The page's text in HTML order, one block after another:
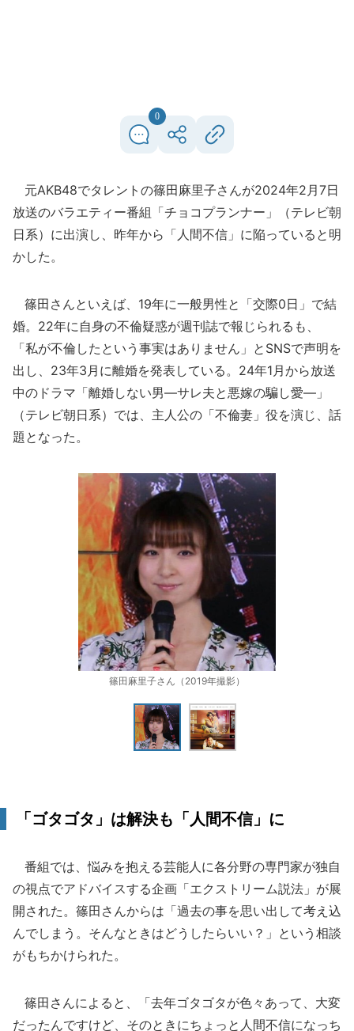
0
元AKB48でタレントの篠田麻里子さんが2024年2月7日
放送のバラエティー番組「チョコプランナー」（テレビ朝
日系）に出演し、昨年から「人間不信」に陥っていると明
かした。
篠田さんといえば、19年に一般男性と「交際0日」で結
婚。22年に自身の不倫疑惑が週刊誌で報じられるも、
「私が不倫したという事実はありません」とSNSで声明を
出し、23年3月に離婚を発表している。24年1月から放送
中のドラマ「離婚しない男―サレ夫と悪嫁の騙し愛―」
（テレビ朝日系）では、主人公の「不倫妻」役を演じ、話
題となった。
篠田麻里子さん（2019年撮影）
「ゴタゴタ」は解決も「人間不信」に
番組では、悩みを抱える芸能人に各分野の専門家が独自
の視点でアドバイスする企画「エクストリーム説法」が展
開された。篠田さんからは「過去の事を思い出して考え込
んでしまう。そんなときはどうしたらいい？」という相談
がもちかけられた。
篠田さんによると、「去年ゴタゴタが色々あって、大変
だったんですけど、そのときにちょっと人間不信になっち